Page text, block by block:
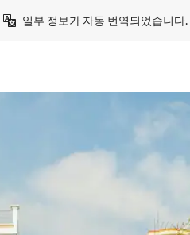
일부 정보가 자동 번역되었습니다.